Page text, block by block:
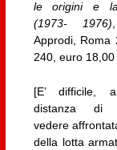
le origini e
(1973- 1976)
Approdi, Roma
240, euro 18,00
[E’ difficile,
distanza di
vedere
della lotta